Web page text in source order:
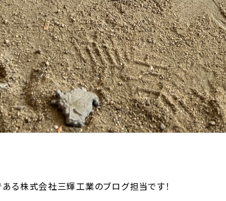
る株式会社三輝工業のブログ担当です！